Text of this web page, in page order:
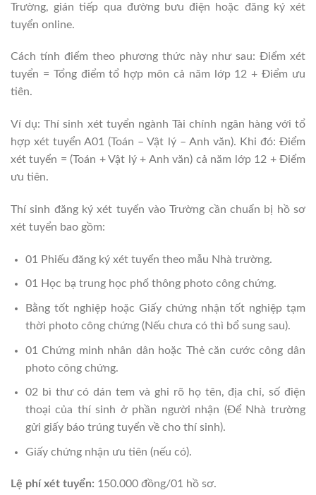
Trường, gián tiếp qua đường bưu điện hoặc đăng ký xét
tuyển online.
Cách tính điểm theo phương thức này như sau: Điểm xét
tuyển = Tổng điểm tổ hợp môn cả năm lớp 12 + Điểm ưu
tiên.
Ví dụ: Thí sinh xét tuyển ngành Tài chính ngân hàng với tổ
hợp xét tuyển A01 (Toán – Vật lý – Anh văn). Khi đó: Điểm
xét tuyển = (Toán + Vật lý + Anh văn) cả năm lớp 12 + Điểm
ưu tiên.
Thí sinh đăng ký xét tuyển vào Trường cần chuẩn bị hồ sơ
xét tuyển bao gồm:
01 Phiếu đăng ký xét tuyển theo mẫu Nhà trường.
01 Học bạ trung học phổ thông photo công chứng.
Bằng tốt nghiệp hoặc Giấy chứng nhận tốt nghiệp tạm
thời photo công chứng (Nếu chưa có thì bổ sung sau).
01 Chứng minh nhân dân hoặc Thẻ căn cước công dân
photo công chứng.
02 bì thư có dán tem và ghi rõ họ tên, địa chỉ, số điện
thoại của thí sinh ở phần người nhận (Để Nhà trường
gửi giấy báo trúng tuyển về cho thí sinh).
Giấy chứng nhận ưu tiên (nếu có).
Lệ phí xét tuyển: 150.000 đồng/01 hồ sơ.